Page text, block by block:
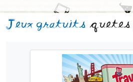
Jeux gratuits quetes